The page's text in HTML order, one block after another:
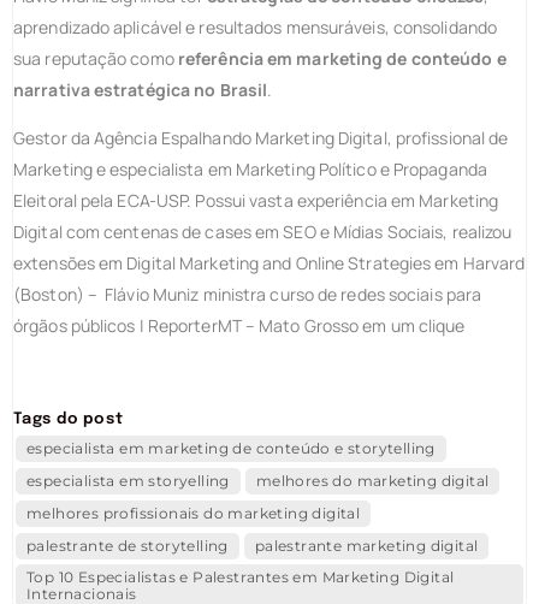
aprendizado aplicável e resultados mensuráveis, consolidando
sua reputação como referência em marketing de conteúdo e
narrativa estratégica no Brasil
Gestor da Agência Espalhando Marketing Digital, profissional de
Marketing e especialista em Marketing Político e Propaganda
Eleitoral pela ECA-USP. Possui vasta experiência em Marketing
Digital com centenas de cases em SEO e Mídias Sociais, realizou
extensões em Digital Marketing and Online Strategies em Harvard
(Boston) – Flávio Muniz ministra curso de redes sociais para
órgãos públicos | ReporterMT – Mato Grosso em um clique
Tags do post
especialista em marketing de conteúdo e storytelling
especialista em storyelling
melhores do marketing digital
melhores profissionais do marketing digital
palestrante de storytelling
palestrante marketing digital
Top 10 Especialistas e Palestrantes em Marketing Digital
Internacionais